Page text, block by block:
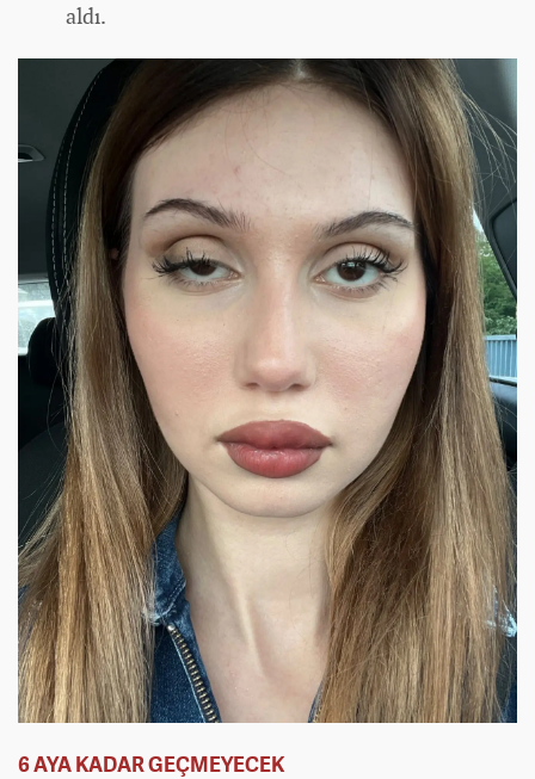
aldı.
6 AYA KADAR GEÇMEYECEK